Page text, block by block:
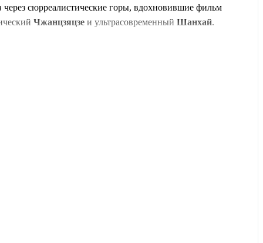
сюрреалистические горы, вдохновившие фильм
Чжанцзяцзе и ультрасовременный Шанхай.